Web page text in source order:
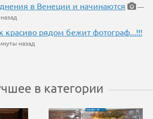
в Венеции и начинаются
—
красиво рядом бежит фотограф...!!!
назад
в категории